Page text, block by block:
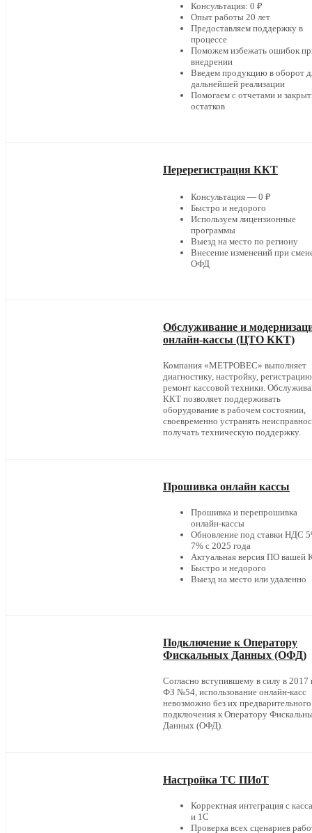
Консультация: 0 ₽
Опыт работы 20 лет
Предоставляем поддержку в
процессе
Поможем избежать ошибок
внедрении
Введем продукцию в оборот
дальнейшей реализации
Помогаем с отчетами и
остатков
Перерегистрация ККТ
Консультация — 0 ₽
Быстро и недорого
Используем лицензионные
программы
Выезд на место по региону
Внесение изменений при
ОФД
Обслуживание и
онлайн-кассы (ЦТО ККТ)
Компания «МЕТРОВЕС» выполняет
диагностику, настройку,
ремонт кассовой техники.
ККТ позволяет поддерживать
оборудование в рабочем состоянии,
своевременно устранять
получать техническую поддержку.
Прошивка онлайн кассы
Прошивка и перепрошивка
онлайн-кассы
Обновление под ставки НДС
7% с 2025 года
Актуальная версия ПО вашей
Быстро и недорого
Выезд на место или удаленно
Подключение к Оператору
Фискальных Данных (ОФД)
Согласно вступившему в силу в 2017
ФЗ №54, использование онлайн-касс
невозможно без их предварительного
подключения к Оператору
Данных (ОФД).
Настройка ТС ПИоТ
Корректная интеграция с
и 1С
Проверка всех сценариев